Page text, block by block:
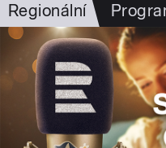
Regionální